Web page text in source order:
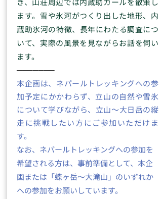
ます。雪や氷河がつくり出した地形、内
蔵助氷河の特徴、長年にわたる調査につ
いて、実際の風景を見ながらお話を伺い
ます。
​─​​─​​─​​─​​─​​─​​─​
本企画は、ネパールトレッキングへの参
加予定にかかわらず、立山の自然や雪氷
について学びながら、立山〜大日岳の縦
走に挑戦したい方にご参加いただけま
す。
なお、ネパールトレッキングへの参加を
希望される方は、事前準備として、本企
画または「蝶ヶ岳〜大滝山」のいずれか
への参加をお願いしています。